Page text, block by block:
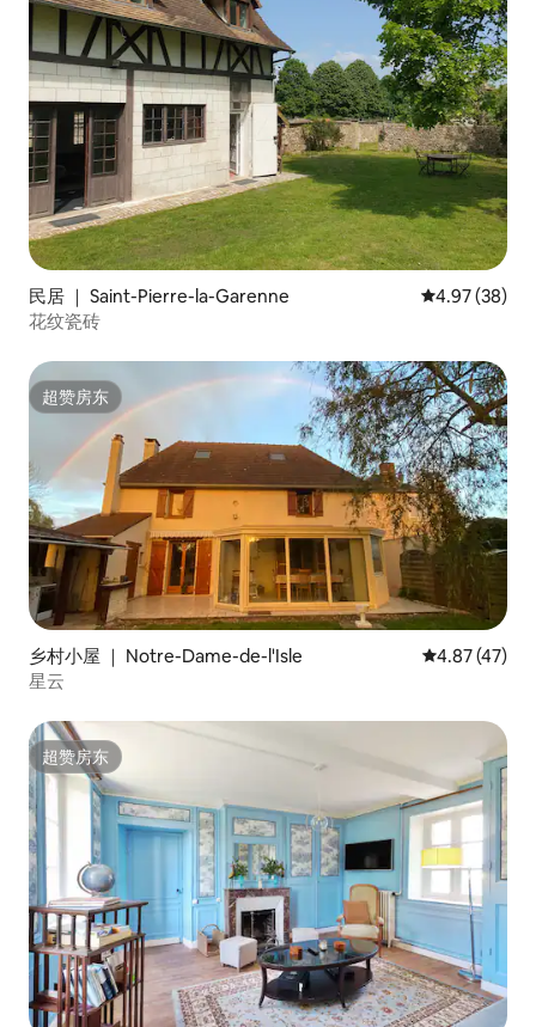
民居 ｜ Saint-Pierre-la-Garenne 平均评分
4.97 (38)
花纹瓷砖
超赞房东
超赞房东
乡村小屋 ｜ Notre-Dame-de-l'Isle 平均评分
4.87 (47)
星云
超赞房东
超赞房东